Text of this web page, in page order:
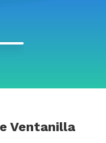
Ventanilla